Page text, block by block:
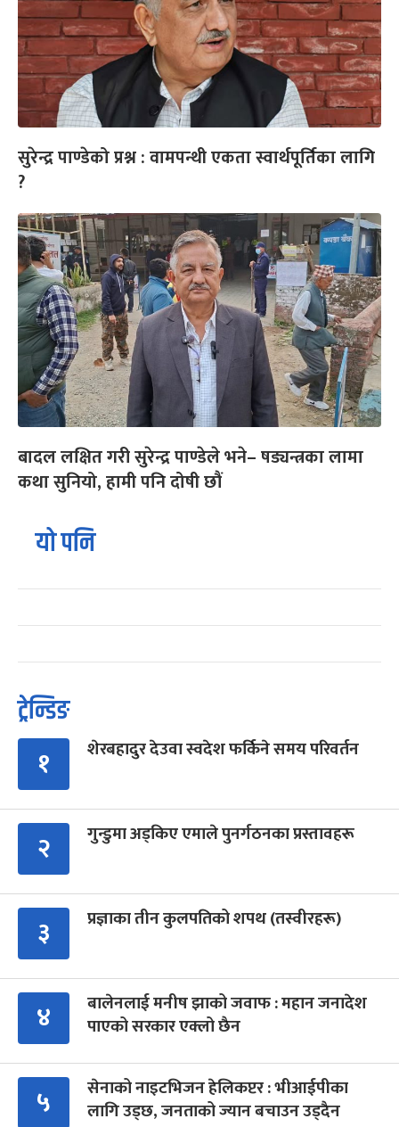
सुरेन्द्र पाण्डेको प्रश्न : वामपन्थी एकता स्वार्थपूर्तिका लागि
?
बादल लक्षित गरी सुरेन्द्र पाण्डेले भने– षड्यन्त्रका लामा
कथा सुनियो, हामी पनि दोषी छौं
यो पनि
ट्रेन्डिङ
१ शेरबहादुर देउवा स्वदेश फर्किने समय परिवर्तन
२ गुन्डुमा अड्किए एमाले पुनर्गठनका प्रस्तावहरू
३ प्रज्ञाका तीन कुलपतिको शपथ (तस्वीरहरू)
४
बालेनलाई मनीष झाको जवाफ : महान जनादेश
पाएको सरकार एक्लो छैन
५
सेनाको नाइटभिजन हेलिकप्टर : भीआईपीका
लागि उड्छ, जनताको ज्यान बचाउन उड्दैन